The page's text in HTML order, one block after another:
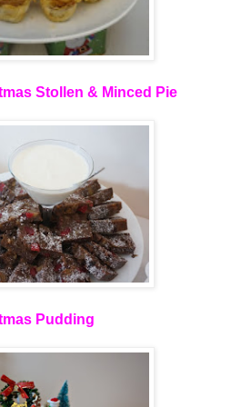
Stollen & Minced Pie
Pudding